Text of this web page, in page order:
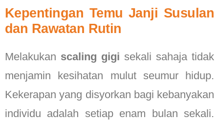
Kepentingan Temu Janji Susulan
dan Rawatan Rutin
Melakukan scaling gigi sekali sahaja tidak
menjamin kesihatan mulut seumur hidup.
Kekerapan yang disyorkan bagi kebanyakan
individu adalah setiap enam bulan sekali.